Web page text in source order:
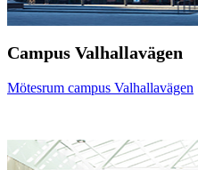
Campus Valhallavägen
Mötesrum campus Valhallavägen